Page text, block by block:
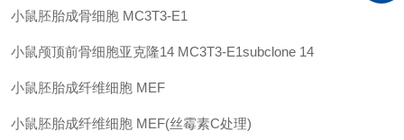
小鼠胚胎成骨细胞 MC3T3-E1
小鼠颅顶前骨细胞亚克隆14 MC3T3-E1subclone 14
小鼠胚胎成纤维细胞 MEF
小鼠胚胎成纤维细胞 MEF(丝霉素C处理)